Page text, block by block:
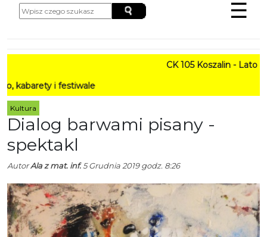
☰
CK 105 Koszalin - Lato w Mieście
i festiwale
Kultura
Dialog barwami pisany -
spektakl
AutorAla z mat. inf.5 Grudnia 2019 godz. 8:26